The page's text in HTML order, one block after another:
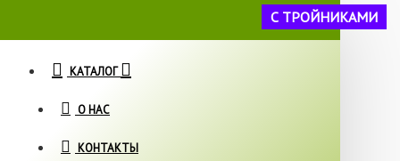
КАТАЛОГ
О НАС
КОНТАКТЫ
С ТРОЙНИКАМИ